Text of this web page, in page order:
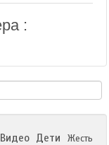
:
Видео Дети
Жесть